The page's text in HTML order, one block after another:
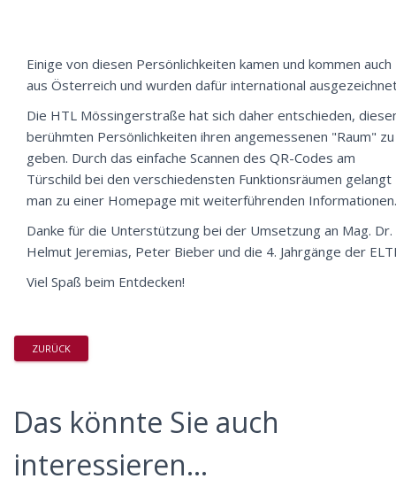
Einige von diesen Persönlichkeiten kamen und kommen auch
aus Österreich und wurden dafür international
Die HTL Mössingerstraße hat sich daher entschieden,
berühmten Persönlichkeiten ihren angemessenen "Raum" zu
geben. Durch das einfache Scannen des QR-Codes am
Türschild bei den verschiedensten Funktionsräumen gelangt
man zu einer Homepage mit weiterführenden Informationen.
Danke für die Unterstützung bei der Umsetzung an Mag. Dr.
Helmut Jeremias, Peter Bieber und die 4. Jahrgänge der
Viel Spaß beim Entdecken!
ZURÜCK
Das könnte Sie auch
interessieren...